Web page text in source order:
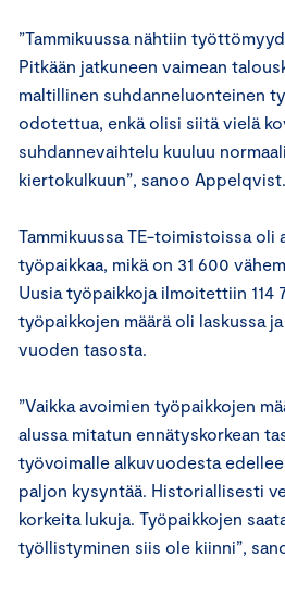
”Tammikuussa nähtiin
Pitkään jatkuneen vaimean
maltillinen suhdanneluonteinen
odotettua, enkä olisi siitä vielä
suhdannevaihtelu kuuluu
kiertokulkuun”, sanoo Appelqvist.
Tammikuussa TE-toimistoissa oli
työpaikkaa, mikä on 31 600
Uusia työpaikkoja ilmoitettiin 114
työpaikkojen määrä oli laskussa
vuoden tasosta.
”Vaikka avoimien työpaikkojen
alussa mitatun ennätyskorkean
työvoimalle alkuvuodesta
paljon kysyntää. Historiallisesti
korkeita lukuja. Työpaikkojen
työllistyminen siis ole kiinni”,